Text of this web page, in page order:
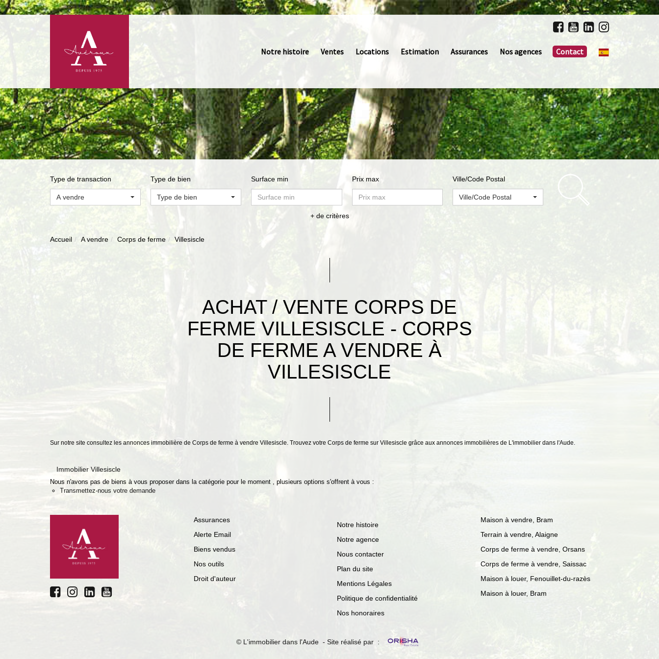
Notre histoire Ventes Locations Estimation Assurances Nos agences Contact
Type de transaction
A vendre
Type de bien
Type de bien
Surface min Prix max Ville/Code Postal
Ville/Code Postal
+ de critères
Accueil A vendre Corps de ferme Villesiscle
ACHAT / VENTE CORPS DE
FERME VILLESISCLE - CORPS
DE FERME A VENDRE À
VILLESISCLE
Sur notre site consultez les annonces immobilière de Corps de ferme à vendre Villesiscle. Trouvez votre Corps de ferme sur Villesiscle grâce aux annonces immobilières de L'immobilier dans l'Aude.
Immobilier Villesiscle
Nous n'avons pas de biens à vous proposer dans la catégorie pour le moment , plusieurs options s'offrent à vous :
Transmettez-nous votre demande
Assurances
Alerte Email
Biens vendus
Nos outils
Droit d'auteur
Notre histoire
Notre agence
Nous contacter
Plan du site
Mentions Légales
Politique de confidentialité
Nos honoraires
Maison à vendre, Bram
Terrain à vendre, Alaigne
Corps de ferme à vendre, Orsans
Corps de ferme à vendre, Saissac
Maison à louer, Fenouillet-du-razès
Maison à louer, Bram
© L'immobilier dans l'Aude - Site réalisé par :